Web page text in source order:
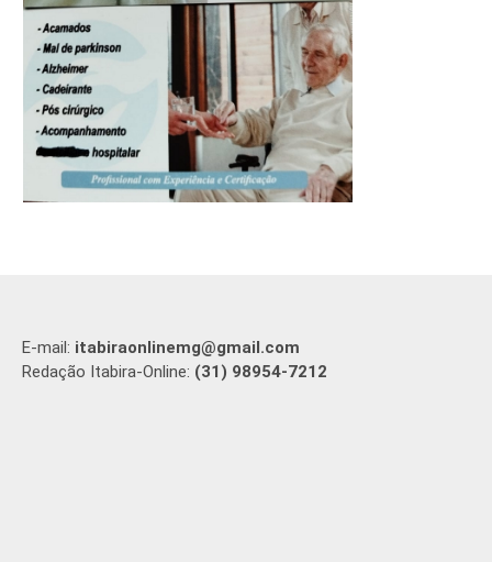
E-mail: itabiraonlinemg@gmail.com
Redação Itabira-Online: (31) 98954-7212